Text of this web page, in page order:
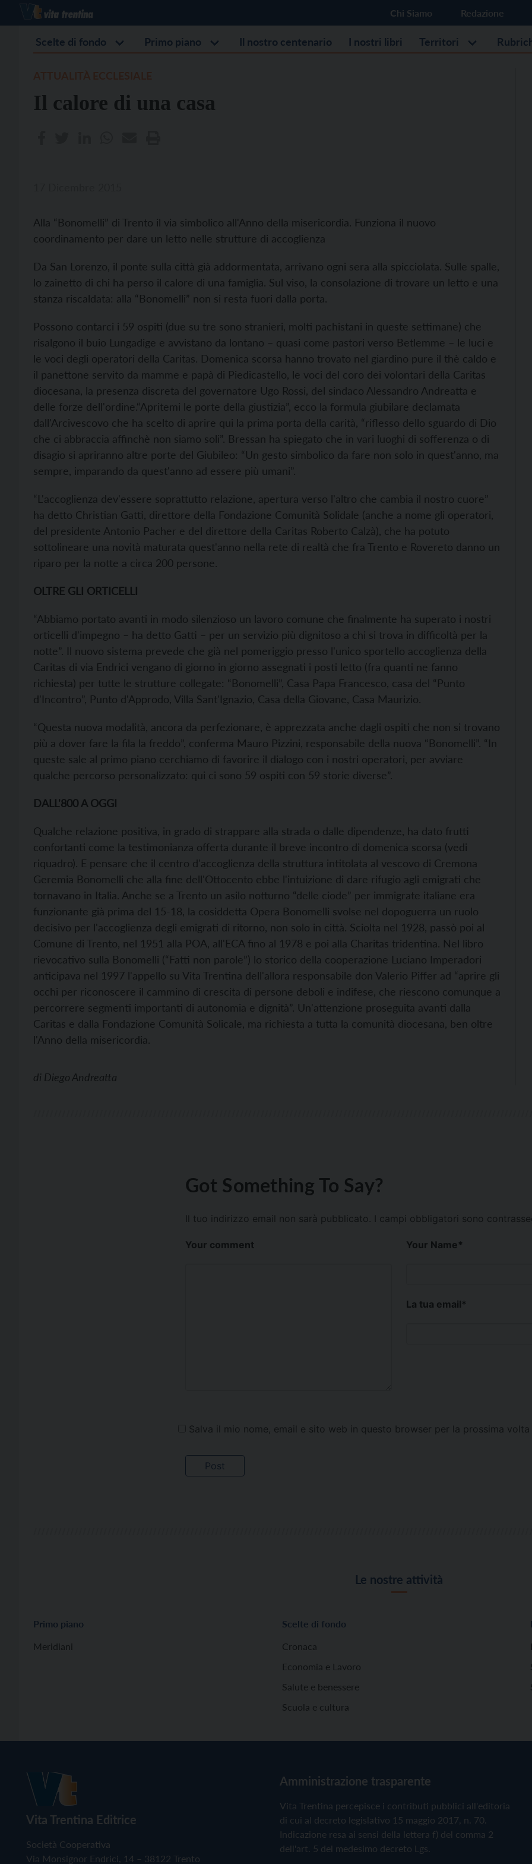
Chi Siamo Redazione
Scelte di fondo Primo piano Il nostro centenario I nostri libri Territori
Il calore di una casa
Alla “Bonomelli” di Trento il via simbolico all'Anno della misericordia. Funziona il nuovo
coordinamento per dare un letto nelle strutture di accoglienza
Da San Lorenzo, il ponte sulla città già addormentata, arrivano ogni sera alla spicciolata. Sulle spalle,
lo zainetto di chi ha perso il calore di una famiglia. Sul viso, la consolazione di trovare un letto e una
stanza riscaldata: alla “Bonomelli” non si resta fuori dalla porta.
Possono contarci i 59 ospiti (due su tre sono stranieri, molti pachistani in queste settimane) che
risalgono il buio Lungadige e avvistano da lontano – quasi come pastori verso Betlemme – le luci e
le voci degli operatori della Caritas. Domenica scorsa hanno trovato nel giardino pure il thè caldo e
il panettone servito da mamme e papà di Piedicastello, le voci del coro dei volontari della Caritas
diocesana, la presenza discreta del governatore Ugo Rossi, del sindaco Alessandro Andreatta e
delle forze dell'ordine.“Apritemi le porte della giustizia”, ecco la formula giubilare declamata
dall'Arcivescovo che ha scelto di aprire qui la prima porta della carità, “riflesso dello sguardo di Dio
che ci abbraccia affinchè non siamo soli”. Bressan ha spiegato che in vari luoghi di sofferenza o di
disagio si apriranno altre porte del Giubileo: “Un gesto simbolico da fare non solo in quest'anno, ma
sempre, imparando da quest'anno ad essere più umani”.
“L'accoglienza dev'essere soprattutto relazione, apertura verso l'altro che cambia il nostro cuore”
ha detto Christian Gatti, direttore della Fondazione Comunità Solidale (anche a nome gli operatori,
del presidente Antonio Pacher e del direttore della Caritas Roberto Calzà), che ha potuto
sottolineare una novità maturata quest'anno nella rete di realtà che fra Trento e Rovereto danno un
riparo per la notte a circa 200 persone.
OLTRE GLI ORTICELLI
“Abbiamo portato avanti in modo silenzioso un lavoro comune che finalmente ha superato i nostri
orticelli d'impegno – ha detto Gatti – per un servizio più dignitoso a chi si trova in difficoltà per la
notte”. Il nuovo sistema prevede che già nel pomeriggio presso l'unico sportello accoglienza della
Caritas di via Endrici vengano di giorno in giorno assegnati i posti letto (fra quanti ne fanno
richiesta) per tutte le strutture collegate: “Bonomelli”, Casa Papa Francesco, casa del “Punto
d'Incontro”, Punto d'Approdo, Villa Sant'Ignazio, Casa della Giovane, Casa Maurizio.
“Questa nuova modalità, ancora da perfezionare, è apprezzata anche dagli ospiti che non si trovano
più a dover fare la fila la freddo”, conferma Mauro Pizzini, responsabile della nuova “Bonomelli”. “In
queste sale al primo piano cerchiamo di favorire il dialogo con i nostri operatori, per avviare
qualche percorso personalizzato: qui ci sono 59 ospiti con 59 storie diverse”.
DALL'800 A OGGI
Qualche relazione positiva, in grado di strappare alla strada o dalle dipendenze, ha dato frutti
confortanti come la testimonianza offerta durante il breve incontro di domenica scorsa (vedi
riquadro). E pensare che il centro d'accoglienza della struttura intitolata al vescovo di Cremona
Geremia Bonomelli che alla fine dell'Ottocento ebbe l'intuizione di dare rifugio agli emigrati che
tornavano in Italia. Anche se a Trento un asilo notturno “delle ciode” per immigrate italiane era
funzionante già prima del 15-18, la cosiddetta Opera Bonomelli svolse nel dopoguerra un ruolo
decisivo per l'accoglienza degli emigrati di ritorno, non solo in città. Sciolta nel 1928, passò poi al
Comune di Trento, nel 1951 alla POA, all'ECA fino al 1978 e poi alla Charitas tridentina. Nel libro
rievocativo sulla Bonomelli (“Fatti non parole”) lo storico della cooperazione Luciano Imperadori
anticipava nel 1997 l'appello su Vita Trentina dell'allora responsabile don Valerio Piffer ad “aprire gli
occhi per riconoscere il cammino di crescita di persone deboli e indifese, che riescono comunque a
percorrere segmenti importanti di autonomia e dignità”. Un'attenzione proseguita avanti dalla
Caritas e dalla Fondazione Comunità Solicale, ma richiesta a tutta la comunità diocesana, ben oltre
l'Anno della misericordia.
di Diego Andreatta
Got Something To Say?
Il tuo indirizzo email non sarà pubblicato. I campi obbligatori sono
Your comment Your Name*
La tua email*
Salva il mio nome, email e sito web in questo browser per la prossima
Le nostre attività
Primo piano
Meridiani
Scelte di fondo
Cronaca
Economia e Lavoro
Salute e benessere
Scuola e cultura
Vita Trentina Editrice
Società Cooperativa
Via Monsignor Endrici, 14 – 38122 Trento
Amministrazione trasparente
Vita Trentina percepisce i contributi pubblici all'editoria
di cui al decreto legislativo 15 maggio 2017, n. 70.
Indicazione resa ai sensi della lettera f) del comma 2
dell'art. 5 del medesimo decreto Lgs.